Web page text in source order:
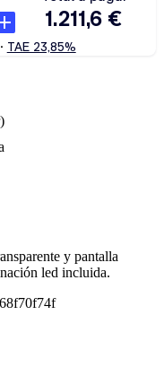
y pantalla
led incluida.